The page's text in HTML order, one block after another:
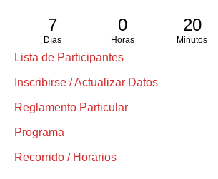
7
Días
0
Horas
20
Minutos
Lista de Participantes
Inscribirse / Actualizar Datos
Reglamento Particular
Programa
Recorrido / Horarios